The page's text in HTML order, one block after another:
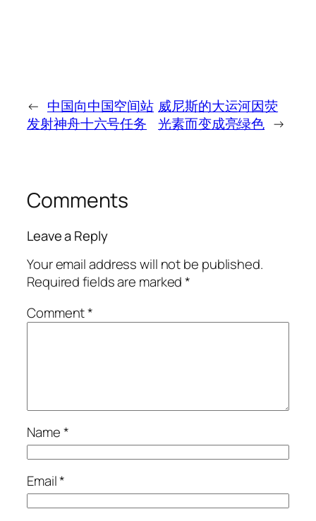
← 中国向中国空间站
发射神舟十六号任务
威尼斯的大运河因荧
光素而变成亮绿色 →
Comments
Leave a Reply
Your email address will not be published.
Required fields are marked*
Comment*
Name*
Email*